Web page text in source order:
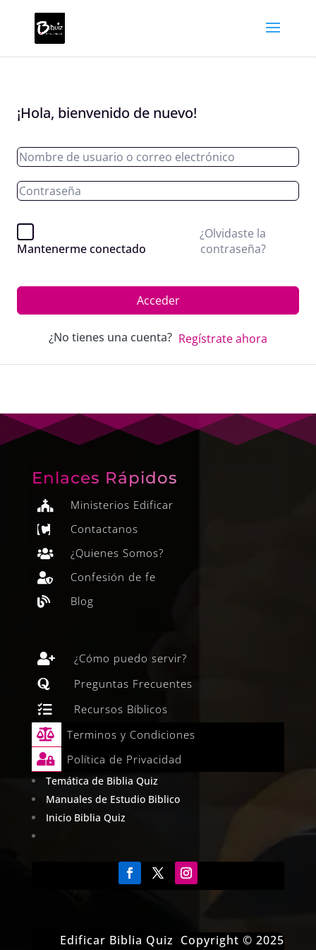
¡Hola, bienvenido de nuevo!
Mantenerme conectado
¿Olvidaste la
contraseña?
Acceder
¿No tienes una cuenta? Regístrate ahora
Enlaces Rápidos
 Ministerios Edificar
 Contactanos
 ¿Quienes Somos?
 Confesión de fe
 Blog
 ¿Cómo puedo servir?
 Preguntas Frecuentes
 Recursos Bíblicos
 Terminos y Condiciones
 Política de Privacidad
Temática de Biblia Quiz
Manuales de Estudio Biblico
Inicio Biblia Quiz
Edificar Biblia Quiz Copyright © 2025